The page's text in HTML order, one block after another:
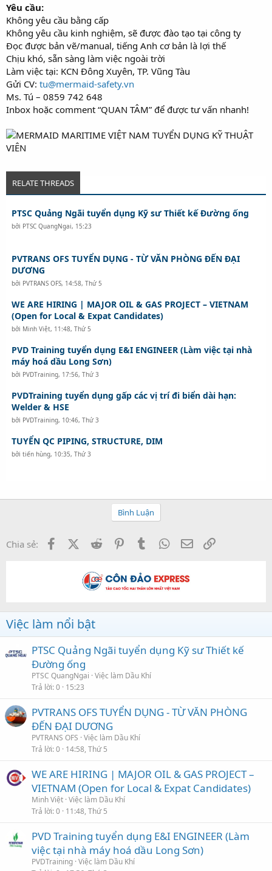
Yêu cầu:
Không yêu cầu bằng cấp
Không yêu cầu kinh nghiệm, sẽ được đào tạo tại công ty
Đọc được bản vẽ/manual, tiếng Anh cơ bản là lợi thế
Chịu khó, sẵn sàng làm việc ngoài trời
Làm việc tại: KCN Đông Xuyên, TP. Vũng Tàu
Gửi CV: tu@mermaid-safety.vn
Ms. Tú – 0859 742 648
Inbox hoặc comment “QUAN TÂM” để được tư vấn nhanh!
RELATE THREADS
PTSC Quảng Ngãi tuyển dụng Kỹ sư Thiết kế Đường ống
bởi PTSC QuangNgai, 15:23
PVTRANS OFS TUYỂN DỤNG - TỪ VĂN PHÒNG ĐẾN ĐẠI
DƯƠNG
bởi PVTRANS OFS, 14:58, Thứ 5
WE ARE HIRING | MAJOR OIL & GAS PROJECT – VIETNAM
(Open for Local & Expat Candidates)
bởi Minh Việt, 11:48, Thứ 5
PVD Training tuyển dụng E&I ENGINEER (Làm việc tại nhà
máy hoá dầu Long Sơn)
bởi PVDTraining, 17:56, Thứ 3
PVDTraining tuyển dụng gấp các vị trí đi biển dài hạn:
Welder & HSE
bởi PVDTraining, 10:46, Thứ 3
TUYỂN QC PIPING, STRUCTURE, DIM
bởi tiến hùng, 10:35, Thứ 3
Bình Luận
Chia sẻ: FacebookX (Twitter)
Reddit PinterestTumblr WhatsApp
Email
Việc làm nổi bật
PTSC Quảng Ngãi tuyển dụng Kỹ sư Thiết kế
Đường ống
PTSC QuangNgai Việc làm Dầu Khí
Trả lời 0 15:23
PVTRANS OFS TUYỂN DỤNG - TỪ VĂN PHÒNG
ĐẾN ĐẠI DƯƠNG
PVTRANS OFS Việc làm Dầu Khí
Trả lời 0 14:58, Thứ 5
WE ARE HIRING | MAJOR OIL & GAS PROJECT –
VIETNAM (Open for Local & Expat Candidates)
Minh Việt Việc làm Dầu Khí
Trả lời 0 11:48, Thứ 5
PVD Training tuyển dụng E&I ENGINEER (Làm
việc tại nhà máy hoá dầu Long Sơn)
PVDTraining Việc làm Dầu Khí